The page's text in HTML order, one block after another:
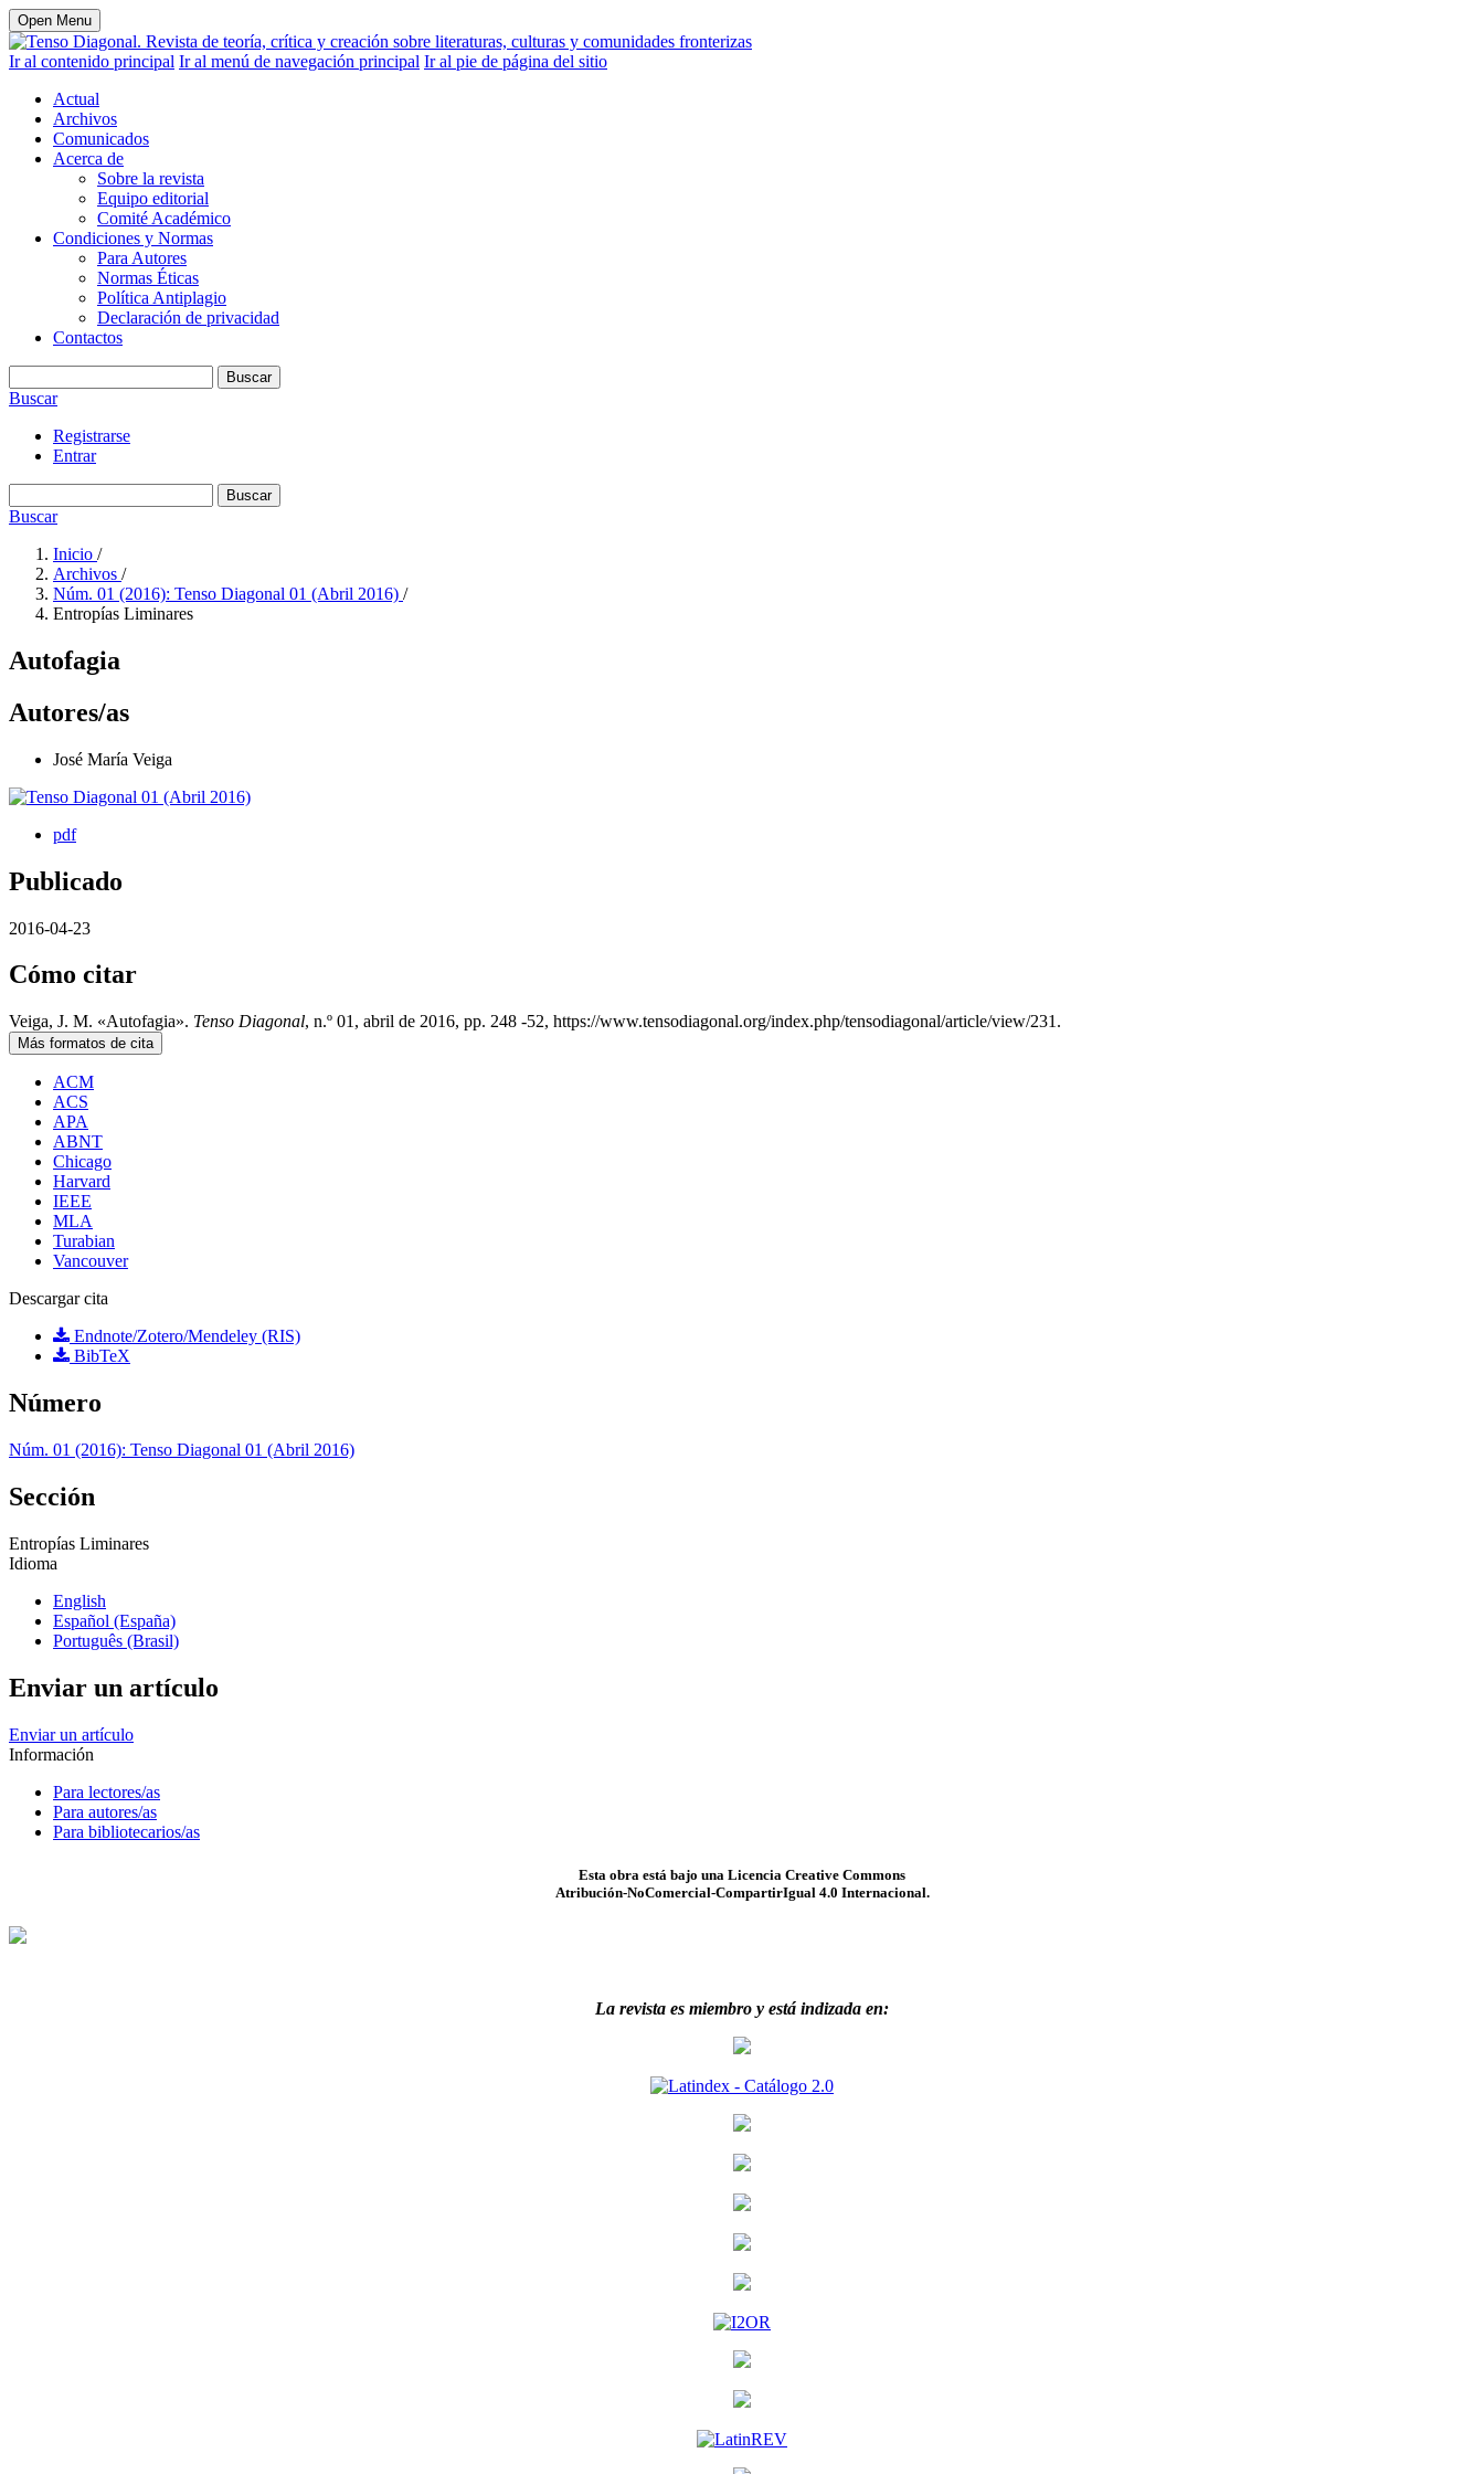
Open Menu
Ir al contenido principal Ir al menú de navegación principal Ir al pie de página del sitio
Actual
Archivos
Comunicados
Acerca de
Sobre la revista
Equipo editorial
Comité Académico
Condiciones y Normas
Para Autores
Normas Éticas
Política Antiplagio
Declaración de privacidad
Contactos
Buscar
Buscar
Registrarse
Entrar
Buscar
Buscar
Inicio /
Archivos /
Núm. 01 (2016): Tenso Diagonal 01 (Abril 2016) /
Entropías Liminares
Autofagia
Autores/as
José María Veiga
pdf
Publicado
2016-04-23
Cómo citar
Veiga, J. M. «Autofagia». Tenso Diagonal, n.º 01, abril de 2016, pp. 248 -52, https://www.tensodiagonal.org/index.php/tensodiagonal/article/view/231.
Más formatos de cita
ACM
ACS
APA
ABNT
Chicago
Harvard
IEEE
MLA
Turabian
Vancouver
Descargar cita
Endnote/Zotero/Mendeley (RIS)
BibTeX
Número
Núm. 01 (2016): Tenso Diagonal 01 (Abril 2016)
Sección
Entropías Liminares
Idioma
English
Español (España)
Português (Brasil)
Enviar un artículo
Enviar un artículo
Información
Para lectores/as
Para autores/as
Para bibliotecarios/as
Esta obra está bajo una Licencia Creative Commons
Atribución-NoComercial-CompartirIgual 4.0 Internacional.
La revista es miembro y está indizada en: